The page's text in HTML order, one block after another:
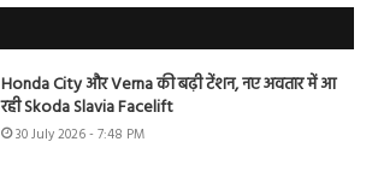
Honda City और Verna की बढ़ी टेंशन, नए अवतार में आ
रही Skoda Slavia Facelift
30 July 2026 - 7:48 PM